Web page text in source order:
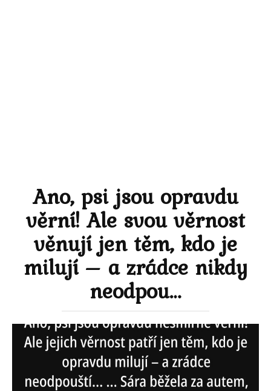
Ano, psi jsou opravdu
věrní! Ale svou věrnost
věnují jen těm, kdo je
milují – a zrádce nikdy
neodpou…